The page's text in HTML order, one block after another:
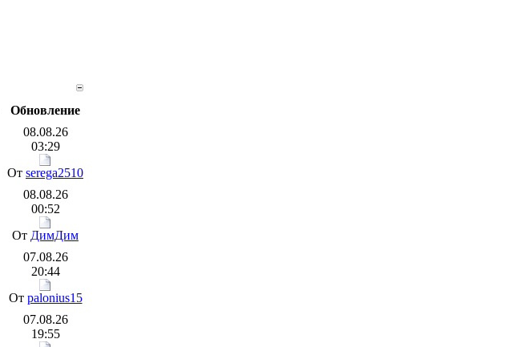
Обновление
08.08.26
03:29
От serega2510
08.08.26
00:52
От ДимДим
07.08.26
20:44
От palonius15
07.08.26
19:55